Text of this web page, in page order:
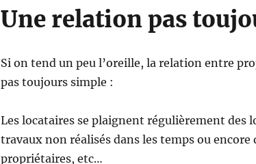
Une relation pas
Si on tend un peu l’oreille, la relation entre
pas toujours simple :
Les locataires se plaignent régulièrement des
travaux non réalisés dans les temps ou
propriétaires, etc…